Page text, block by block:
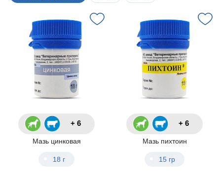
+ 6
Мазь цинковая
18 г
+ 6
Мазь пихтоин
15 гр